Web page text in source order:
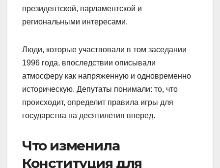
президентской, парламентской и
региональными интересами.
Люди, которые участвовали в том заседании
1996 года, впоследствии описывали
атмосферу как напряженную и одновременно
историческую. Депутаты понимали: то, что
происходит, определит правила игры для
государства на десятилетия вперед.
Что изменила
Конституция для